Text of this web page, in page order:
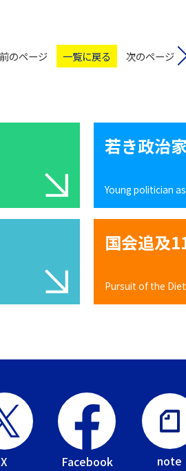
前のページ 一覧に戻る 次のページ
若き政治
Young politician
国会追及
Pursuit of the
X Facebook note